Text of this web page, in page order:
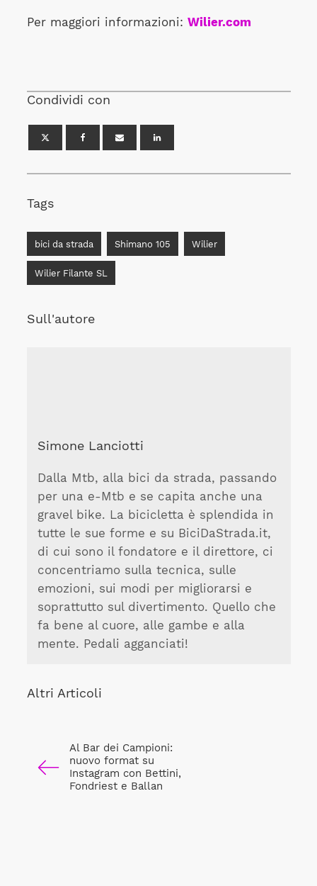
Per maggiori informazioni: Wilier.com
Condividi con
Tags
bici da strada Shimano 105 Wilier
Wilier Filante SL
Sull'autore
Simone Lanciotti
Dalla Mtb, alla bici da strada, passando
per una e-Mtb e se capita anche una
gravel bike. La bicicletta è splendida in
tutte le sue forme e su BiciDaStrada.it,
di cui sono il fondatore e il direttore, ci
concentriamo sulla tecnica, sulle
emozioni, sui modi per migliorarsi e
soprattutto sul divertimento. Quello che
fa bene al cuore, alle gambe e alla
mente. Pedali agganciati!
Altri Articoli
Al Bar dei Campioni:
nuovo format su
Instagram con Bettini,
Fondriest e Ballan